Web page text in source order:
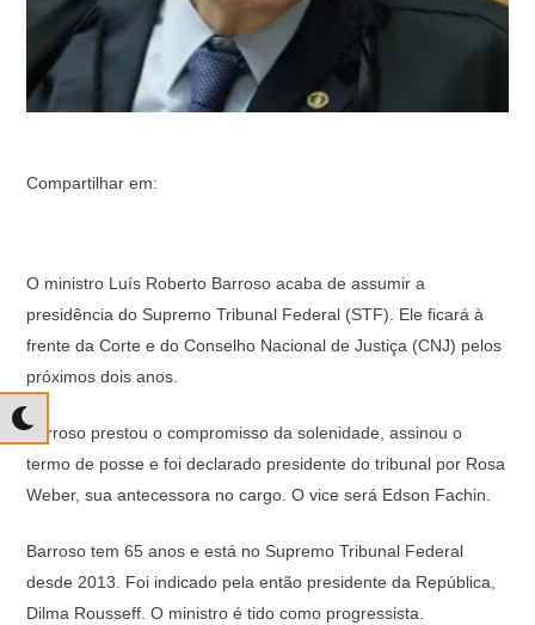
Compartilhar em:
O ministro Luís Roberto Barroso acaba de assumir a
presidência do Supremo Tribunal Federal (STF). Ele ficará à
frente da Corte e do Conselho Nacional de Justiça (CNJ) pelos
próximos dois anos.
Barroso prestou o compromisso da solenidade, assinou o
termo de posse e foi declarado presidente do tribunal por Rosa
Weber, sua antecessora no cargo. O vice será Edson Fachin.
Barroso tem 65 anos e está no Supremo Tribunal Federal
desde 2013. Foi indicado pela então presidente da República,
Dilma Rousseff. O ministro é tido como progressista.